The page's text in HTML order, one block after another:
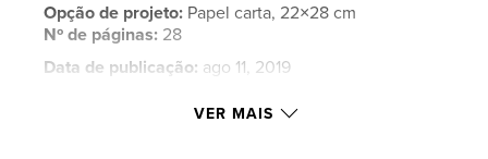
Opção de projeto: Papel carta, 22×28 cm
Nº de páginas: 28
Data de publicação: ago 11, 2019
VER MAIS